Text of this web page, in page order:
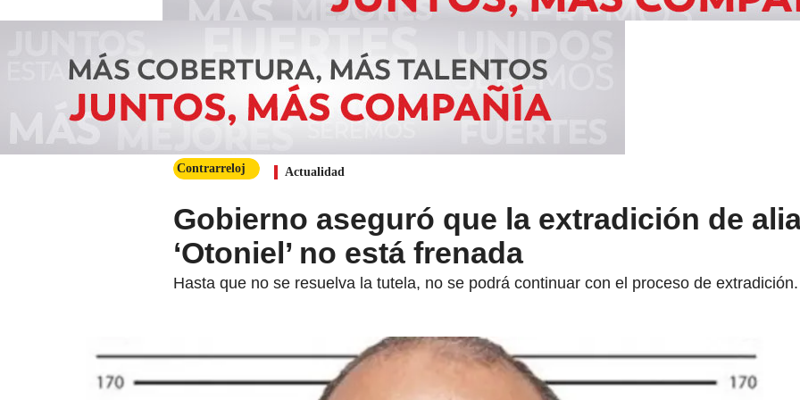
Contrarreloj Actualidad
Gobierno aseguró que la extradición de
‘Otoniel’ no está frenada
Hasta que no se resuelva la tutela, no se podrá continuar con el proceso de extradición.